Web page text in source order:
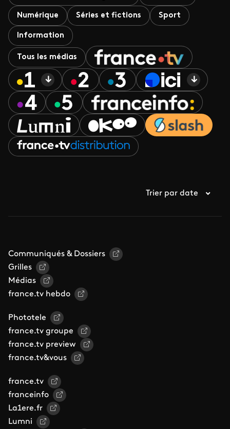
Numérique Séries et fictions Sport
Information
Tous les médias
Trier par date
Communiqués & Dossiers
Grilles
Médias
france.tv hebdo
Phototele
france.tv groupe
france.tv preview
france.tv&vous
france.tv
franceinfo
La1ere.fr
Lumni